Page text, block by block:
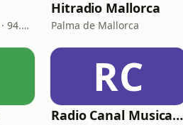
Castellón de la Plana · 94.8 FM
Hitradio Mallorca
Palma de Mallorca
RC
Radio Canal Musical Europa